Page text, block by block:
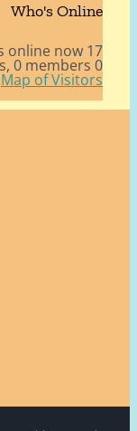
Who's
17 bots, 0 members
Map of